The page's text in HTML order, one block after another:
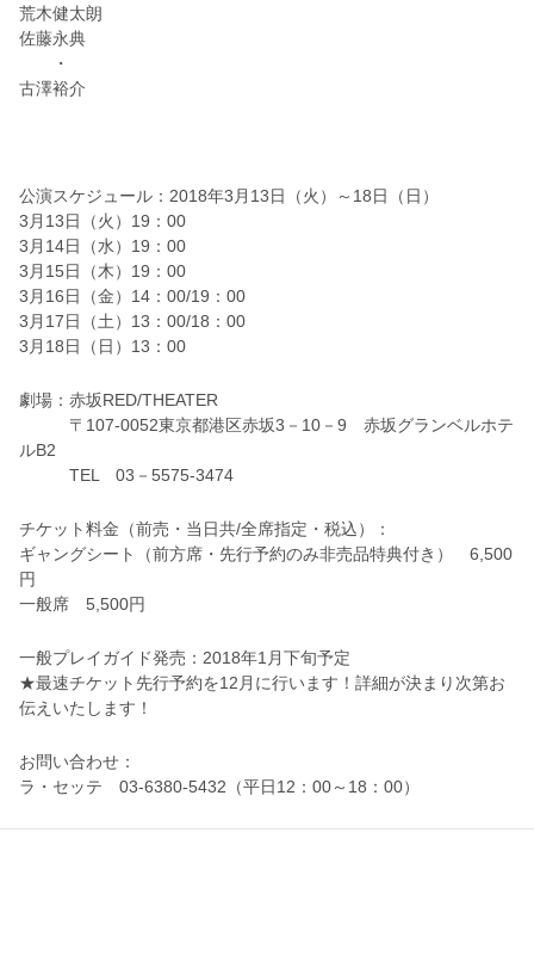
荒木健太朗
佐藤永典
・
古澤裕介
公演スケジュール：2018年3月13日（火）～18日（日）
3月13日（火）19：00
3月14日（水）19：00
3月15日（木）19：00
3月16日（金）14：00/19：00
3月17日（土）13：00/18：00
3月18日（日）13：00
劇場：赤坂RED/THEATER
〒107-0052東京都港区赤坂3－10－9 赤坂グランベルホテ
ルB2
TEL 03－5575-3474
チケット料金（前売・当日共/全席指定・税込）：
ギャングシート（前方席・先行予約のみ非売品特典付き） 6,500
円
一般席 5,500円
一般プレイガイド発売：2018年1月下旬予定
★最速チケット先行予約を12月に行います！詳細が決まり次第お
伝えいたします！
お問い合わせ：
ラ・セッテ 03-6380-5432（平日12：00～18：00）